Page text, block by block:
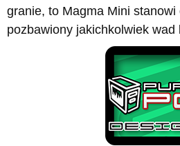
granie, to Magma Mini
pozbawiony jakichkolwiek wad